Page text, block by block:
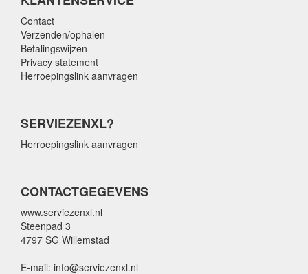
Contact
Verzenden/ophalen
Betalingswijzen
Privacy statement
Herroepingslink aanvragen
SERVIEZENXL?
Herroepingslink aanvragen
CONTACTGEGEVENS
www.serviezenxl.nl
Steenpad 3
4797 SG Willemstad
E-mail: info@serviezenxl.nl